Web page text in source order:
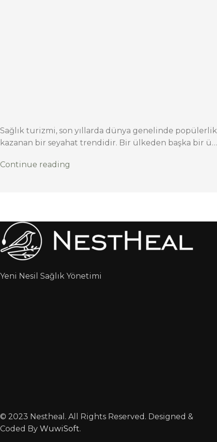
Sağlık turizmi, son yıllarda dünya genelinde popülerlik
kazanan bir seyahat trendidir. Bir ülkeden başka bir ü…
Continue reading
Yeni Nesil Sağlık Yönetimi
© 2023 Nestheal. All Rights Reserved. Designed &
Coded By WuwiSoft.